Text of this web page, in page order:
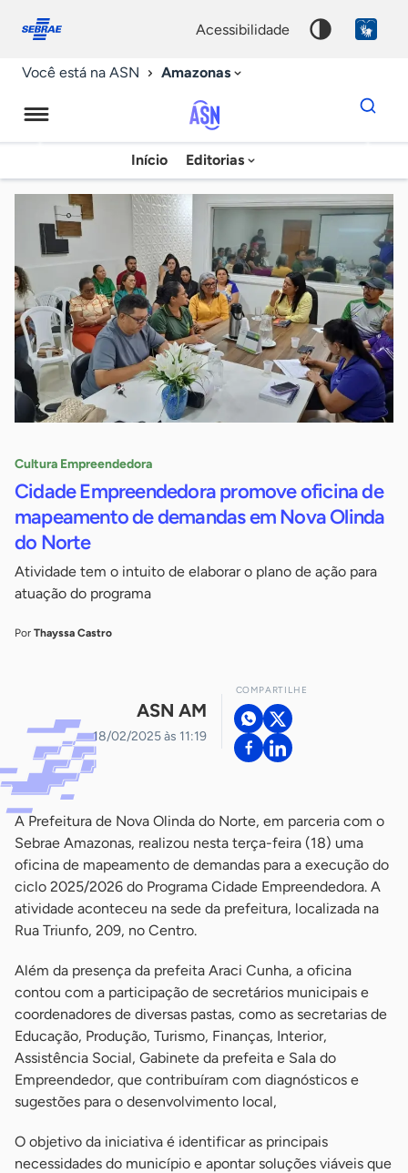
conosco
acessibilidade
Você está na ASN Amazonas
Agência
Sebrae
de
Notícias
Início Editorias
Dados
para
chave
Cultura Empreendedora
Cidade Empreendedora promove oficina de
mapeamento de demandas em Nova Olinda
do Norte
Atividade tem o intuito de elaborar o plano de ação para
atuação do programa
Por Thayssa Castro
ASN AM
18/02/2025 às 11:19
COMPARTILHE
A Prefeitura de Nova Olinda do Norte, em parceria com o
Sebrae Amazonas, realizou nesta terça-feira (18) uma
oficina de mapeamento de demandas para a execução do
ciclo 2025/2026 do Programa Cidade Empreendedora. A
atividade aconteceu na sede da prefeitura, localizada na
Rua Triunfo, 209, no Centro.
Além da presença da prefeita Araci Cunha, a oficina
contou com a participação de secretários municipais e
coordenadores de diversas pastas, como as secretarias de
Educação, Produção, Turismo, Finanças, Interior,
Assistência Social, Gabinete da prefeita e Sala do
Empreendedor, que contribuíram com diagnósticos e
sugestões para o desenvolvimento local,
O objetivo da iniciativa é identificar as principais
necessidades do município e apontar soluções viáveis que